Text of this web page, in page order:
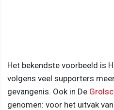
Het bekendste voorbeeld is
volgens veel supporters
gevangenis. Ook in De
genomen: voor het uitvak